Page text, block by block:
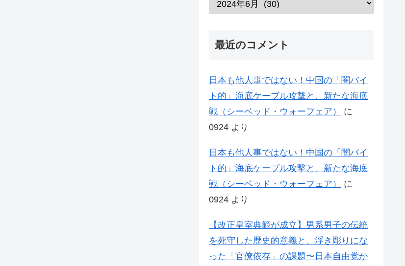
最近のコメント
日本も他人事ではない！中国の「闇バイ
ト的」海底ケーブル攻撃と、新たな海底
戦（シーベッド・ウォーフェア）
に
0924 より
日本も他人事ではない！中国の「闇バイ
ト的」海底ケーブル攻撃と、新たな海底
戦（シーベッド・ウォーフェア）
に
0924 より
【改正皇室典範が成立】男系男子の伝統
を死守した歴史的意義と、浮き彫りにな
った「官僚依存」の課題〜日本自由党か